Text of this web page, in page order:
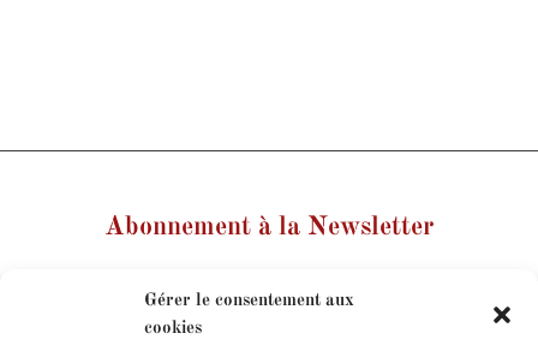
Gérer le consentement aux
cookies
Abonnement à la Newsletter